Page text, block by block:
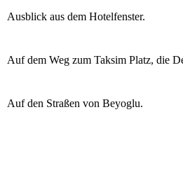
Ausblick aus dem Hotelfenster.
Auf dem Weg zum Taksim Platz, die
Auf den Straßen von Beyoglu.